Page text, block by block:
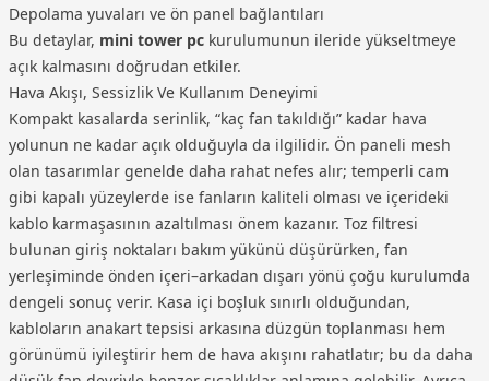
Depolama yuvaları ve ön panel bağlantıları
Bu detaylar, mini tower pc kurulumunun ileride yükseltmeye
açık kalmasını doğrudan etkiler.
Hava Akışı, Sessizlik Ve Kullanım Deneyimi
Kompakt kasalarda serinlik, “kaç fan takıldığı” kadar hava
yolunun ne kadar açık olduğuyla da ilgilidir. Ön paneli mesh
olan tasarımlar genelde daha rahat nefes alır; temperli cam
gibi kapalı yüzeylerde ise fanların kaliteli olması ve içerideki
kablo karmaşasının azaltılması önem kazanır. Toz filtresi
bulunan giriş noktaları bakım yükünü düşürürken, fan
yerleşiminde önden içeri–arkadan dışarı yönü çoğu kurulumda
dengeli sonuç verir. Kasa içi boşluk sınırlı olduğundan,
kabloların anakart tepsisi arkasına düzgün toplanması hem
görünümü iyileştirir hem de hava akışını rahatlatır; bu da daha